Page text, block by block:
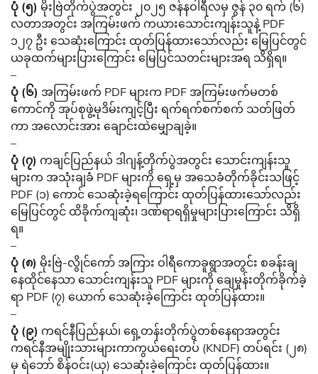
ပုံ (၅) မိုးဗြဲတိုက်ပွဲအတွင်း ၂၀၂၅ ဇန်နဝါရီလမှ ဇွန် ၃၀ ရက် (၆)
လတာအတွင်း အကြမ်းဖက် ကယားသောင်းကျန်းသူနဲ့ PDF
၁၂၇ ဦး သေဆုံးကြောင်း ထုတ်ပြန်ထားသော်လည်း မြေပြင်တွင်
ယခုထက်များပြားကြောင်း မြေပြင်သတင်းများအရ သိရှိရ။
–
ပုံ (၆) အကြမ်းဖက် PDF များက PDF အကြမ်းဖက်မတစ်
ကောင်ကို အုပ်စုဖွဲ့မုဒိမ်းကျင့်ပြီး ရက်ရက်စက်စက် သတ်ဖြတ်
ကာ အလောင်းအား ချောင်းထဲမျှောချခဲ့။
–
ပုံ (၇) ကချင်ပြည်နယ် ဒါဂျန့်တိုက်ပွဲအတွင်း သောင်းကျန်းသူ
များက အသုံးချခံ PDF များကို ရှေ့မှ အသေခံတိုက်ခိုင်းသဖြင့်
PDF (၁) ကောင် သေဆုံးခဲ့ရကြောင်း ထုတ်ပြန်ထားသော်လည်း
မြေပြင်တွင် ထိခိုက်ကျဆုံး၊ ဒဏ်ရာရရှိမှုများပြားကြောင်း သိရှိ
ရ။
–
ပုံ (၈) မိုးဗြဲ-လွိုင်ကော် အကြား ဝါရီကောခူရွာအတွင်း စခန်းချ
နေထိုင်နေသာ သောင်းကျန်းသူ PDF များကို ချေမှုန်းတိုက်ခိုက်ခဲ့
ရာ PDF (၇) ယောက် သေဆုံးခဲ့ကြောင်း ထုတ်ပြန်ထား။
–
ပုံ (၉) ကရင်နီပြည်နယ်၊ ရှေ့တန်းတိုက်ပွဲတစ်နေရာအတွင်း
ကရင်နီအမျိုးသားများကာကွယ်ရေးတပ် (KNDF) တပ်ရင်း (၂၈)
မှ ရဲဘော် စိန်ဝင်း(ယု) သေဆုံးခဲ့ကြောင်း ထုတ်ပြန်ထား။